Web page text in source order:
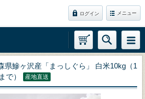
ログイン メニュー
県鰺ヶ沢産「まっしぐら」 白米10kg（1
で）
産地直送